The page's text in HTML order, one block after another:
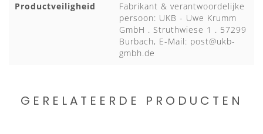
Productveiligheid
Fabrikant & verantwoordelijke
persoon: UKB - Uwe Krumm
GmbH . Struthwiese 1 . 57299
Burbach, E-Mail: post@ukb-
gmbh.de
GERELATEERDE PRODUCTEN